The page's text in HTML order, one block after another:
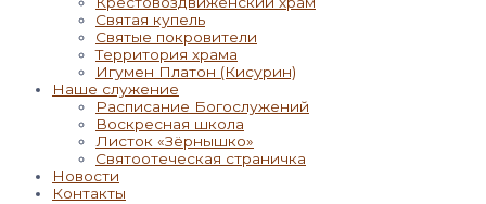
Святая купель
Святые покровители
Территория храма
Игумен Платон (Кисурин)
Наше служение
Расписание Богослужений
Воскресная школа
Листок «Зёрнышко»
Святоотеческая страничка
Новости
Контакты